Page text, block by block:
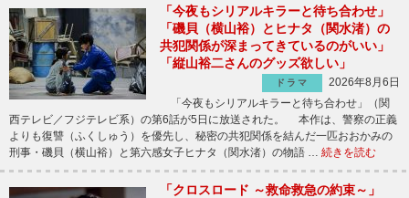
「今夜もシリアルキラーと待ち合わせ」
「磯貝（横山裕）とヒナタ（関水渚）の
共犯関係が深まってきているのがいい」
「縦山裕二さんのグッズ欲しい」
ドラマ
2026年8月6日
「今夜もシリアルキラーと待ち合わせ」（関
西テレビ／フジテレビ系）の第6話が5日に放送された。 本作は、警察の正義
よりも復讐（ふくしゅう）を優先し、秘密の共犯関係を結んだ一匹おおかみの
刑事・磯貝（横山裕）と第六感女子ヒナタ（関水渚）の物語 … 続きを読む
「クロスロード ～救命救急の約束～」